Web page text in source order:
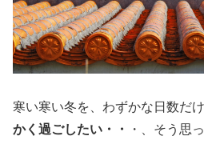
寒い寒い冬を、わずかな日数だ
かく過ごしたい・・
・、そう思